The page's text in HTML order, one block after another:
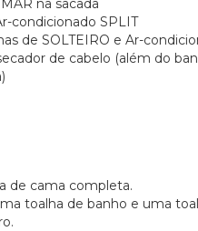
na sacada
condicionado SPLIT
de SOLTEIRO e Ar-
de cabelo (além do
de cama completa.
toalha de banho e uma